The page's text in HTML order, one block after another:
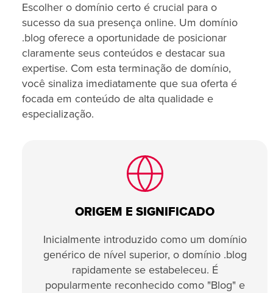
Escolher o domínio certo é crucial para o
sucesso da sua presença online. Um domínio
.blog oferece a oportunidade de posicionar
claramente seus conteúdos e destacar sua
expertise. Com esta terminação de domínio,
você sinaliza imediatamente que sua oferta é
focada em conteúdo de alta qualidade e
especialização.
ORIGEM E SIGNIFICADO
Inicialmente introduzido como um domínio
genérico de nível superior, o domínio .blog
rapidamente se estabeleceu. É
popularmente reconhecido como "Blog" e